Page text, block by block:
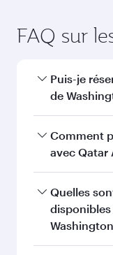
FAQ sur
Puis-je
de
Oui, Qatar
Washington.
Comment
avec Qatar
Vous pouvez
Washington
desservons
Quelles